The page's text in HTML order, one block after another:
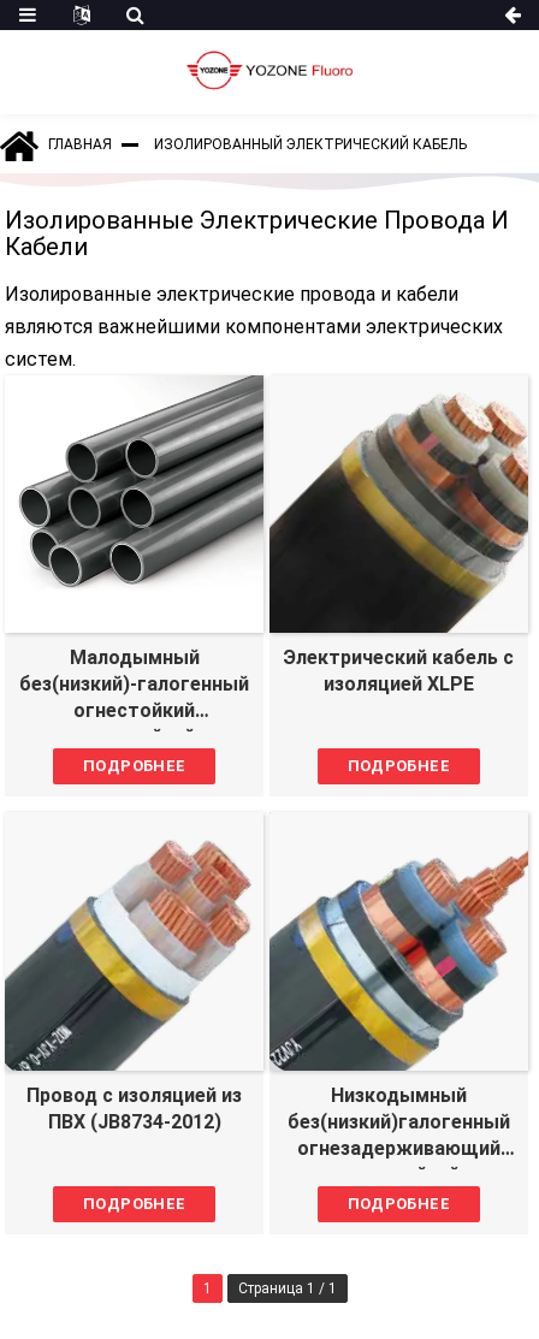
ГЛАВНАЯ ИЗОЛИРОВАННЫЙ ЭЛЕКТРИЧЕСКИЙ КАБЕЛЬ
Изолированные Электрические Провода И
Кабели
Изолированные электрические провода и кабели
являются важнейшими компонентами электрических
систем.
Малодымный
без(низкий)-галогенный
огнестойкий
огнестойкий
Wirez&cable
ПОДРОБНЕЕ
Электрический кабель с
изоляцией XLPE
ПОДРОБНЕЕ
Провод с изоляцией из
ПВХ (JB8734-2012)
ПОДРОБНЕЕ
Низкодымный
без(низкий)галогенный
огнезадерживающий
огнестойкий
провод&кабель
ПОДРОБНЕЕ
1 Страница 1 / 1